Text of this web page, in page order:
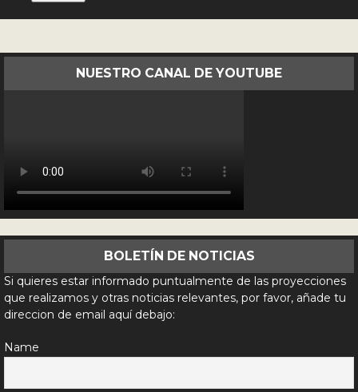
NUESTRO CANAL DE YOUTUBE
BOLETÍN DE NOTICIAS
Si quieres estar informado puntualmente de las proyecciones
que realizamos y otras noticias relevantes, por favor, añade tu
direccion de email aquí debajo:
Name